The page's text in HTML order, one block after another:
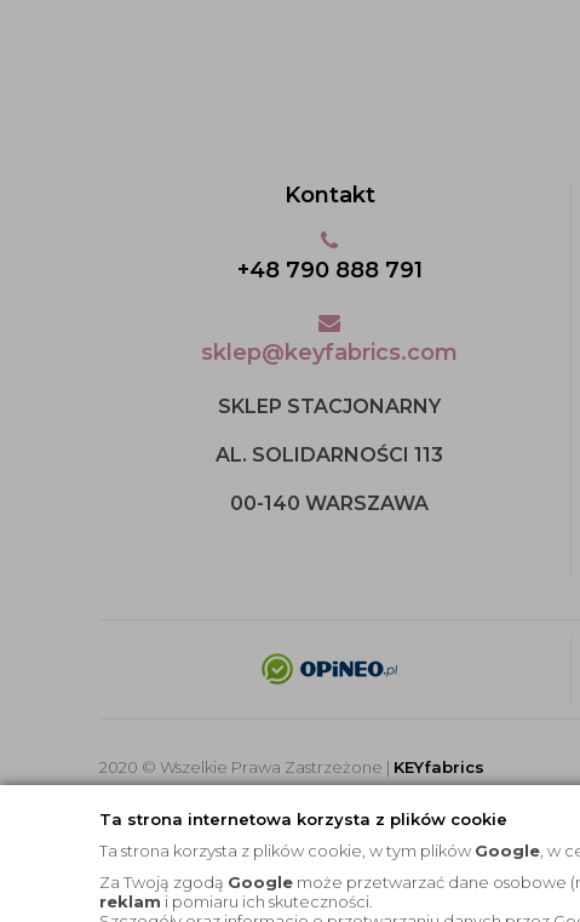
Ta strona internetowa korzysta z plików cookie
Ta strona korzysta z plików cookie, w tym plików Google , w
Za Twoją zgodą Google może przetwarzać dane osobowe
reklam i pomiaru ich skuteczności.
Kontakt
+48 790 888 791
sklep@keyfabrics.com
SKLEP STACJONARNY
AL. SOLIDARNOŚCI 113
00-140 WARSZAWA
2020 © Wszelkie Prawa Zastrzeżone | KEYfabrics